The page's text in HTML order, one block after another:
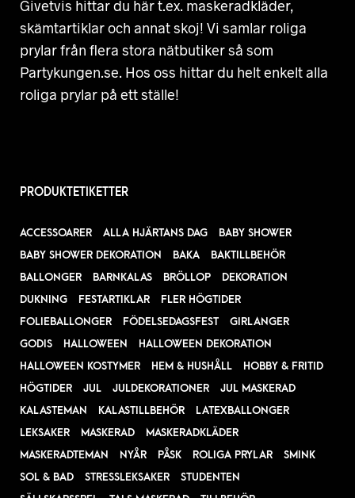
Givetvis hittar du här t.ex. maskeradkläder,
skämtartiklar och annat skoj! Vi samlar roliga
prylar från flera stora nätbutiker så som
Partykungen.se. Hos oss hittar du helt enkelt alla
roliga prylar på ett ställe!
PRODUKTETIKETTER
ACCESSOARER ALLA HJÄRTANS DAG
BABY SHOWER
BABY SHOWER DEKORATION
BAKA
BAKTILLBEHÖR
BALLONGER
BARNKALAS BRÖLLOP
DEKORATION
DUKNING
FESTARTIKLAR
FLER HÖGTIDER
FOLIEBALLONGER
FÖDELSEDAGSFEST
GIRLANGER
GODIS
HALLOWEEN
HALLOWEEN DEKORATION
HALLOWEEN KOSTYMER
HEM & HUSHÅLL
HOBBY & FRITID
HÖGTIDER
JUL JULDEKORATIONER
JUL MASKERAD
KALASTEMAN
KALASTILLBEHÖR
LATEXBALLONGER
LEKSAKER
MASKERAD
MASKERADKLÄDER
MASKERADTEMAN
NYÅR PÅSK ROLIGA PRYLAR
SMINK
SOL & BAD
STRESSLEKSAKER
STUDENTEN